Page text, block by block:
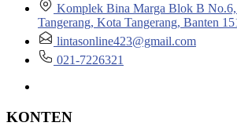
Komplek Bina Marga Blok B
Tangerang, Kota Tangerang, Banten
lintasonline423@gmail.com
021-7226321
KONTEN